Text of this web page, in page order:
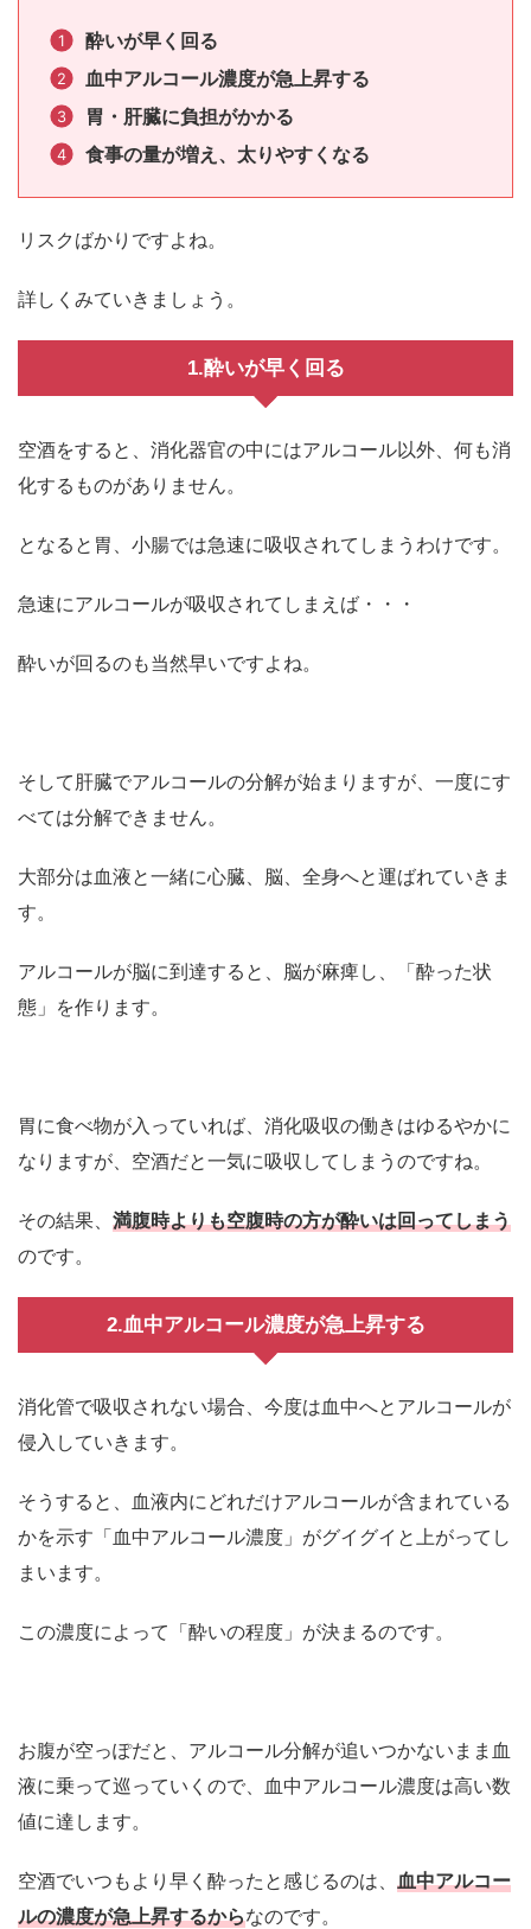
酔いが早く回る
血中アルコール濃度が急上昇する
胃・肝臓に負担がかかる
食事の量が増え、太りやすくなる
リスクばかりですよね。
詳しくみていきましょう。
1.酔いが早く回る
空酒をすると、消化器官の中にはアルコール以外、何も消
化するものがありません。
となると胃、小腸では急速に吸収されてしまうわけです。
急速にアルコールが吸収されてしまえば・・・
酔いが回るのも当然早いですよね。
そして肝臓でアルコールの分解が始まりますが、一度にす
べては分解できません。
大部分は血液と一緒に心臓、脳、全身へと運ばれていきま
す。
アルコールが脳に到達すると、脳が麻痺し、「酔った状
態」を作ります。
胃に食べ物が入っていれば、消化吸収の働きはゆるやかに
なりますが、空酒だと一気に吸収してしまうのですね。
その結果、 満腹時よりも空腹時の方が酔いは回ってしまう
のです。
2.血中アルコール濃度が急上昇する
消化管で吸収されない場合、今度は血中へとアルコールが
侵入していきます。
そうすると、血液内にどれだけアルコールが含まれている
かを示す「血中アルコール濃度」がグイグイと上がってし
まいます。
この濃度によって「酔いの程度」が決まるのです。
お腹が空っぽだと、アルコール分解が追いつかないまま血
液に乗って巡っていくので、血中アルコール濃度は高い数
値に達します。
空酒でいつもより早く酔ったと感じるのは、 血中アルコー
ルの濃度が急上昇するからなのです。